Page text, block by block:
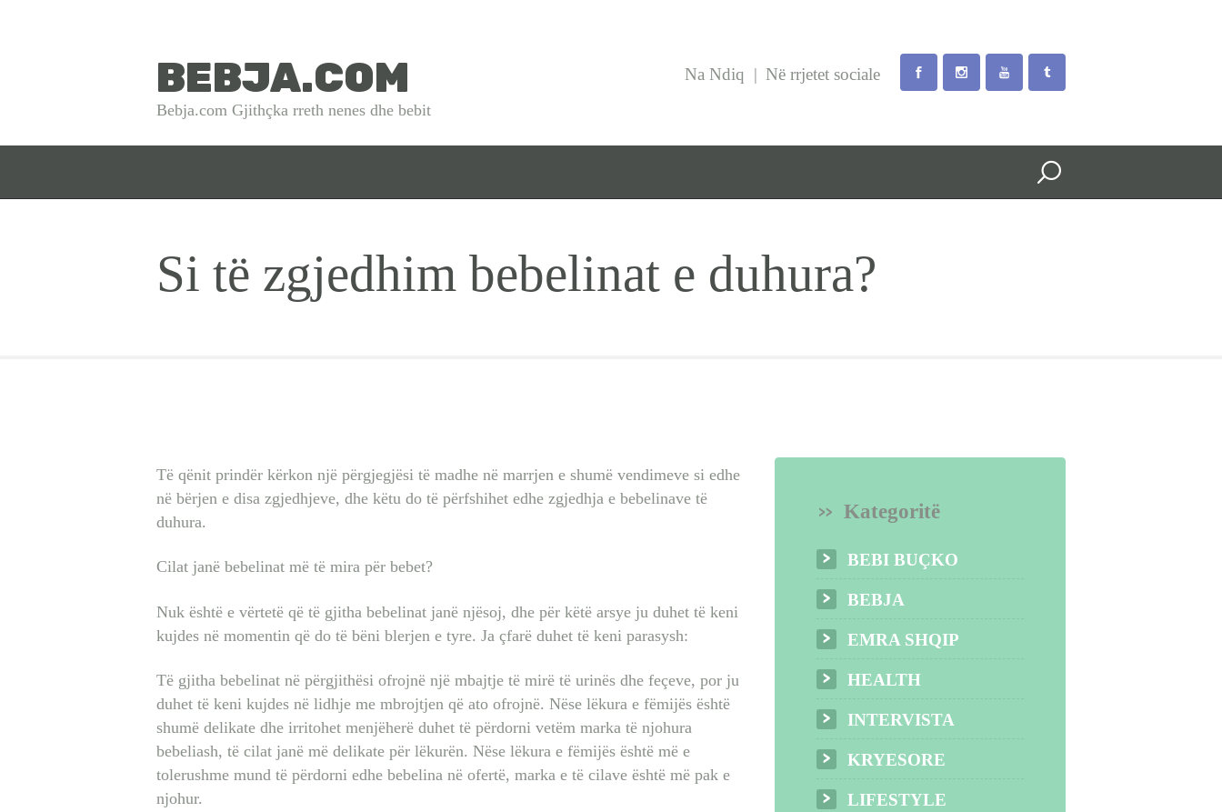
BEBJA.COM
Bebja.com Gjithçka rreth nenes dhe bebit
Na Ndiq Në rrjetet sociale
Si të zgjedhim bebelinat e duhura?
BEBJA.COM
LINDJA
BEBJA
USHQYERJA
INTERVISTA
BABY
SISTER
LIFESTYLE
SHOP
Të qënit prindër kërkon një përgjegjësi të madhe në marrjen e shumë vendimeve si edhe
në bërjen e disa zgjedhjeve, dhe këtu do të përfshihet edhe zgjedhja e bebelinave të
duhura.
Cilat janë bebelinat më të mira për bebet?
Nuk është e vërtetë që të gjitha bebelinat janë njësoj, dhe për këtë arsye ju duhet të keni
kujdes në momentin që do të bëni blerjen e tyre. Ja çfarë duhet të keni parasysh:
Të gjitha bebelinat në përgjithësi ofrojnë një mbajtje të mirë të urinës dhe feçeve, por ju
duhet të keni kujdes në lidhje me mbrojtjen që ato ofrojnë. Nëse lëkura e fëmijës është
shumë delikate dhe irritohet menjëherë duhet të përdorni vetëm marka të njohura
bebeliash, të cilat janë më delikate për lëkurën. Nëse lëkura e fëmijës është më e
tolerushme mund të përdorni edhe bebelina në ofertë, marka e të cilave është më pak e
njohur.
Kategoritë
BEBI BUÇKO
BEBJA
EMRA SHQIP
HEALTH
INTERVISTA
KRYESORE
LIFESTYLE